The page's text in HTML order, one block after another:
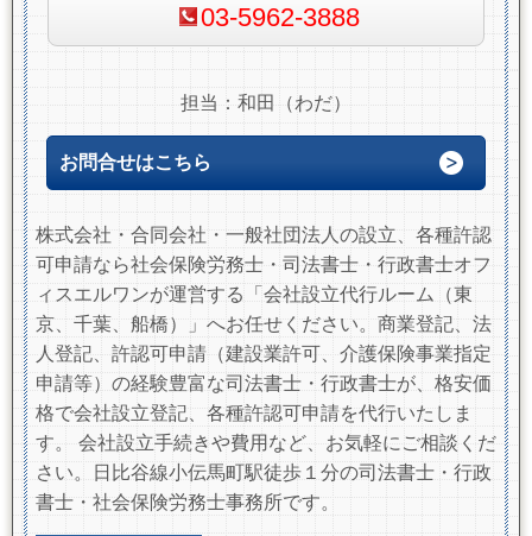
03-5962-3888
担当：和田（わだ）
お問合せはこちら
株式会社・合同会社・一般社団法人の設立、各種許認
可申請なら社会保険労務士・司法書士・行政書士オフ
ィスエルワンが運営する「会社設立代行ルーム（東
京、千葉、船橋）」へお任せください。商業登記、法
人登記、許認可申請（建設業許可、介護保険事業指定
申請等）の経験豊富な司法書士・行政書士が、格安価
格で会社設立登記、各種許認可申請を代行いたしま
す。 会社設立手続きや費用など、お気軽にご相談くだ
さい。日比谷線小伝馬町駅徒歩１分の司法書士・行政
書士・社会保険労務士事務所です。